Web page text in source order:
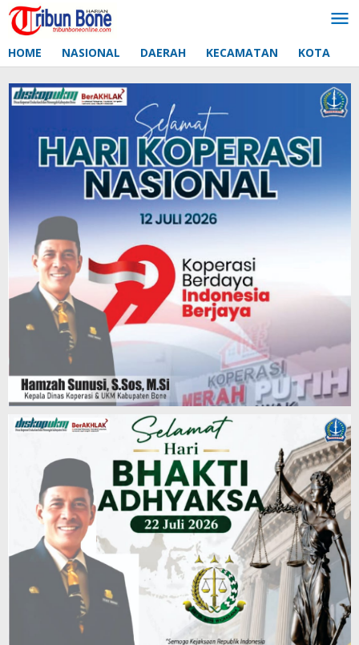
Lewati
ke
HOME NASIONAL DAERAH KECAMATAN KOTA